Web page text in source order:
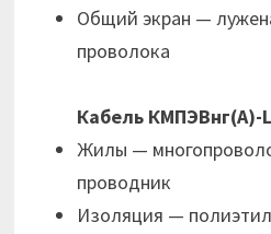
Общий экран —
проволока
Кабель КМПЭВнг(А)-
Жилы —
проводник
Изоляция —